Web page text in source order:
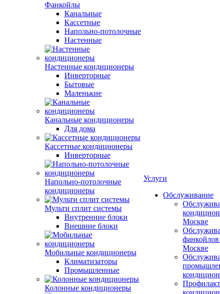
Фанкойлы
Канальные
Кассетные
Напольно-потолочные
Настенные
Настенные кондиционеры
Инверторные
Бытовые
Маленькие
Канальные кондиционеры
Для дома
Кассетные кондиционеры
Инверторные
Напольно-потолочные
кондиционеры
Мульти сплит системы
Внутренние блоки
Внешние блоки
Мобильные кондиционеры
Климатизаторы
Промышленные
Колонные кондиционеры
Услуги
Обслуживание
Москве
Москве